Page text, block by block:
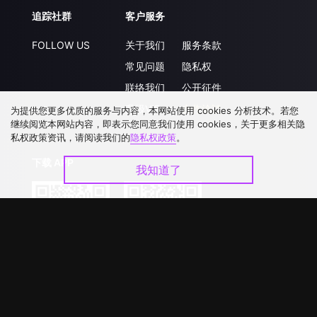
追踪社群
FOLLOW US
客户服务
关于我们
常见问题
联络我们
升级VIP
服务条款
隐私权
公开征件
合作洽談
为提供您更多优质的服务与内容，本网站使用 cookies 分析技术。若您
继续阅览本网站内容，即表示您同意我们使用 cookies，关于更多相关隐
私权政策资讯，请阅读我们的隐私权政策。
我知道了